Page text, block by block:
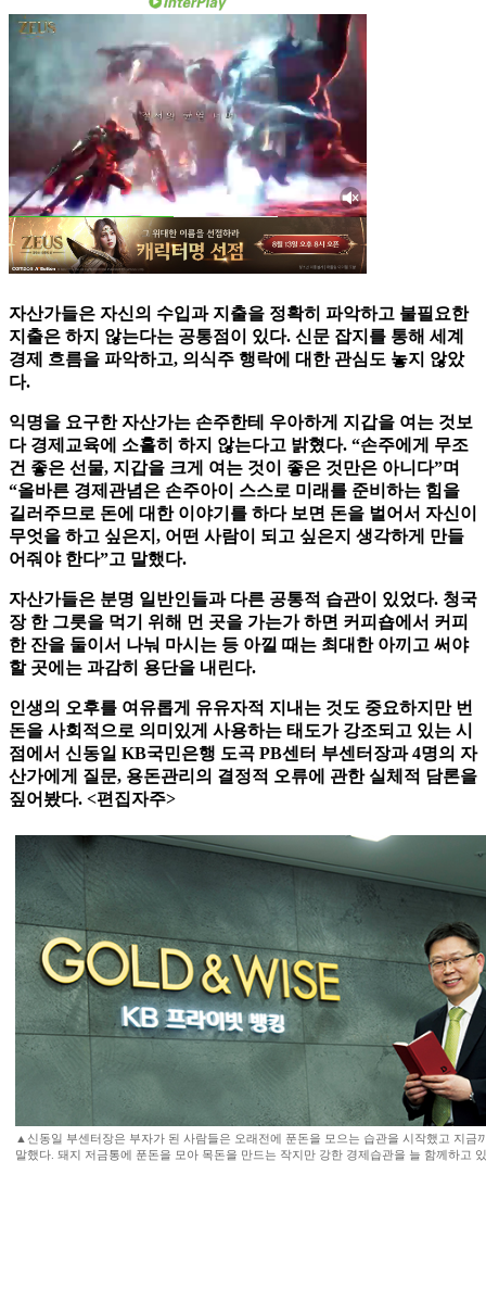
자산가들은 자신의 수입과 지출을 정확히 파악하고 불필요한
지출은 하지 않는다는 공통점이 있다. 신문 잡지를 통해 세계
경제 흐름을 파악하고, 의식주 행락에 대한 관심도 놓지 않았
다.
익명을 요구한 자산가는 손주한테 우아하게 지갑을 여는 것보
다 경제교육에 소홀히 하지 않는다고 밝혔다. “손주에게 무조
건 좋은 선물, 지갑을 크게 여는 것이 좋은 것만은 아니다”며
“올바른 경제관념은 손주아이 스스로 미래를 준비하는 힘을
길러주므로 돈에 대한 이야기를 하다 보면 돈을 벌어서 자신이
무엇을 하고 싶은지, 어떤 사람이 되고 싶은지 생각하게 만들
어줘야 한다”고 말했다.
자산가들은 분명 일반인들과 다른 공통적 습관이 있었다. 청국
장 한 그릇을 먹기 위해 먼 곳을 가는가 하면 커피숍에서 커피
한 잔을 둘이서 나눠 마시는 등 아낄 때는 최대한 아끼고 써야
할 곳에는 과감히 용단을 내린다.
인생의 오후를 여유롭게 유유자적 지내는 것도 중요하지만 번
돈을 사회적으로 의미있게 사용하는 태도가 강조되고 있는 시
점에서 신동일 KB국민은행 도곡 PB센터 부센터장과 4명의 자
산가에게 질문, 용돈관리의 결정적 오류에 관한 실체적 담론을
짚어봤다. <편집자주>
▲신동일 부센터장은 부자가 된 사람들은 오래전에 푼돈을 모으는 습관을 시작했고 지금
말했다. 돼지 저금통에 푼돈을 모아 목돈을 만드는 작지만 강한 경제습관을 늘 함께하고